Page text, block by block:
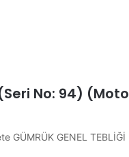
No: 94)
GÜMRÜK GENEL TEBLİĞİ